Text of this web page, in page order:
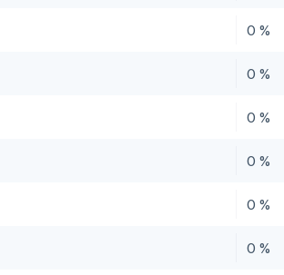
0 %
0 %
0 %
0 %
0 %
0 %